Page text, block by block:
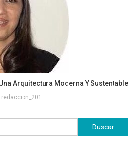
Arquitectura Moderna Y Sustentable
redaccion_201
Buscar: